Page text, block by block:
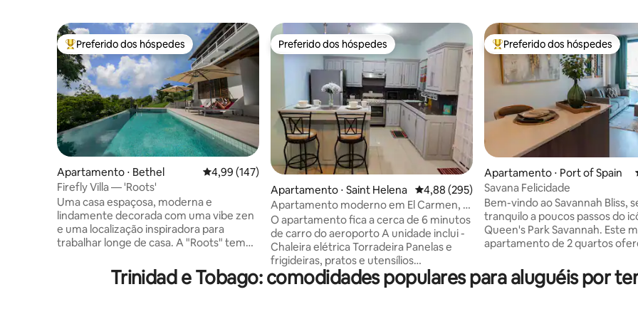
Entre os melhores preferidos dos hóspedes
Preferido dos hóspedes
Apartamento ⋅ Bethel 4,99 de uma avaliação média de 5, 147 avaliações
4,99 (147)
Firefly Villa — 'Roots'
Uma casa espaçosa, moderna e
lindamente decorada com uma vibe zen
e uma localização inspiradora para
trabalhar longe de casa. A "Roots" tem
espaços de trabalho confortáveis e
cozinha totalmente equipada com ilha de
Preferido dos hóspedes
Preferido dos hóspedes
Apartamento ⋅ Saint Helena 4,88 de uma avaliação média de 5, 295
4,88 (295)
Apartamento moderno em El Carmen, a
6 minutos do aeroporto. (Up#4)
O apartamento fica a cerca de 6 minutos
de carro do aeroporto A unidade inclui -
Chaleira elétrica Torradeira Panelas e
frigideiras, pratos e utensílios
Sanduicheira 1 cama queen size Sofá-
cama 1 banheiro Closet Estacionamento
Entre os melhores preferidos
Preferido dos hóspedes
Apartamento ⋅ Port of Spain
Savana Felicidade
Bem-vindo ao Savannah Bliss,
tranquilo a poucos passos do
Queen's Park Savannah. Este
apartamento de 2 quartos
totalmente equipada e camas
com lençóis premium para
Trinidad e Tobago: comodidades populares para aluguéis por